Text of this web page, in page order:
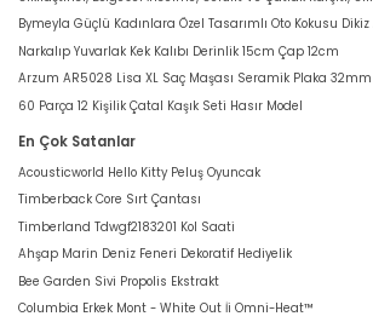
Bymeyla Güçlü Kadınlara Özel Tasarımlı Oto Kokusu
Narkalıp Yuvarlak Kek Kalıbı Derinlik 15cm Çap 12cm
Arzum AR5028 Lisa XL Saç Maşası Seramik Plaka 32mm
60 Parça 12 Kişilik Çatal Kaşık Seti Hasır Model
En Çok Satanlar
Acousticworld Hello Kitty Peluş Oyuncak
Timberback Core Sırt Çantası
Timberland Tdwgf2183201 Kol Saati
Ahşap Marin Deniz Feneri Dekoratif Hediyelik
Bee Garden Sivi Propolis Ekstrakt
Columbia Erkek Mont - White Out İi Omni-Heat™